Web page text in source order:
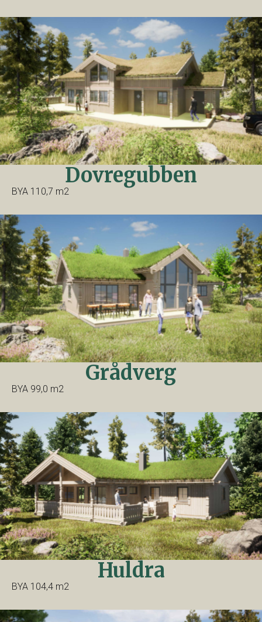
Dovregubben
BYA 110,7 m2
Grådverg
BYA 99,0 m2
Huldra
BYA 104,4 m2